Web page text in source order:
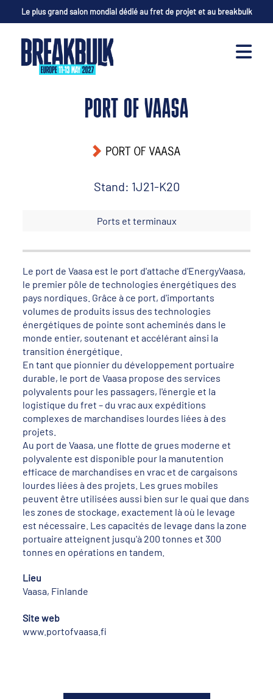
Le plus grand salon mondial dédié au fret de projet et au breakbulk
PORT OF VAASA
Stand: 1J21-K20
Ports et terminaux
Le port de Vaasa est le port d'attache d'EnergyVaasa,
le premier pôle de technologies énergétiques des
pays nordiques. Grâce à ce port, d'importants
volumes de produits issus des technologies
énergétiques de pointe sont acheminés dans le
monde entier, soutenant et accélérant ainsi la
transition énergétique.
En tant que pionnier du développement portuaire
durable, le port de Vaasa propose des services
polyvalents pour les passagers, l'énergie et la
logistique du fret – du vrac aux expéditions
complexes de marchandises lourdes liées à des
projets.
Au port de Vaasa, une flotte de grues moderne et
polyvalente est disponible pour la manutention
efficace de marchandises en vrac et de cargaisons
lourdes liées à des projets. Les grues mobiles
peuvent être utilisées aussi bien sur le quai que dans
les zones de stockage, exactement là où le levage
est nécessaire. Les capacités de levage dans la zone
portuaire atteignent jusqu'à 200 tonnes et 300
tonnes en opérations en tandem.
Lieu
Vaasa, Finlande
Site web
www.portofvaasa.fi